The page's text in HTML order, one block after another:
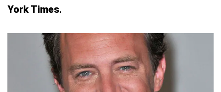
York Times.